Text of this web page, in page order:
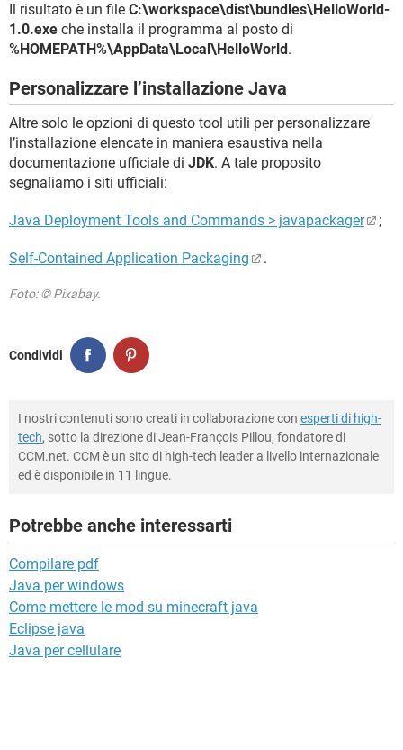
Il risultato è un file C:\workspace\dist\bundles\HelloWorld-
1.0.exe che installa il programma al posto di
%HOMEPATH%\AppData\Local\HelloWorld.
Personalizzare l’installazione Java
Altre solo le opzioni di questo tool utili per personalizzare
l’installazione elencate in maniera esaustiva nella
documentazione ufficiale di JDK. A tale proposito
segnaliamo i siti ufficiali:
Java Deployment Tools and Commands > javapackager ;
Self-Contained Application Packaging .
Foto: © Pixabay.
Condividi
I nostri contenuti sono creati in collaborazione con esperti di high-
tech, sotto la direzione di Jean-François Pillou, fondatore di
CCM.net. CCM è un sito di high-tech leader a livello internazionale
ed è disponibile in 11 lingue.
Potrebbe anche interessarti
Compilare pdf
Java per windows
Come mettere le mod su minecraft java
Eclipse java
Java per cellulare